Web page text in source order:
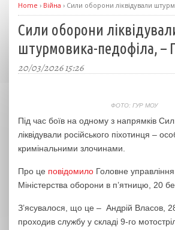
Home › Війна › Сили оборони ліквідували
Сили оборони
штурмовика-педофіла, –
20/03/2026 15:26
ФОТО: ГУР МОУ
Під час боїв на одному з напрямків
ліквідували російського піхотинця –
кримінальними злочинами.
Про це повідомило Головне управління
Міністерства оборони в п’ятницю, 20
З’ясувалося, що це – Андрій Власов,
проходив службу у складі 9-го